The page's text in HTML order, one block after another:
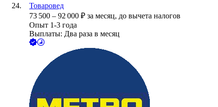
Товаровед
73 500 – 92 000 ₽ за месяц, до вычета налогов
Опыт 1-3 года
Выплаты: Два раза в месяц